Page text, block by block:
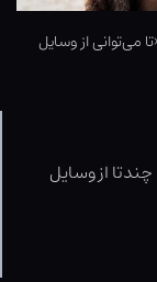
می‌توانی از وسایل
از وسایل